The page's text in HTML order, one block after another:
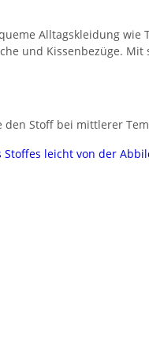
Alltagskleidung wie
und Kissenbezüge.
den Stoff bei mittlerer
leicht von der